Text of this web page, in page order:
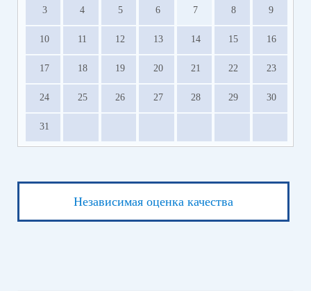
3 4 5 6 7 8 9
10 11 12 13 14 15 16
17 18 19 20 21 22 23
24 25 26 27 28 29 30
31
Независимая оценка качества